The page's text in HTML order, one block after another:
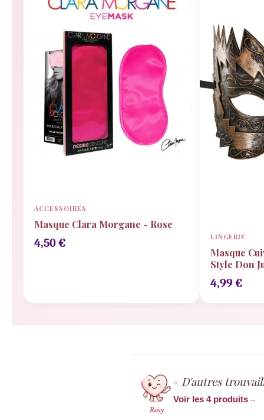
ACCESSOIRES
Masque Clara Morgane - Rose
4,50€ LINGERIE
Masque
Style Don
4,99€
Rosy
D'autres
Voir les 4 produits→